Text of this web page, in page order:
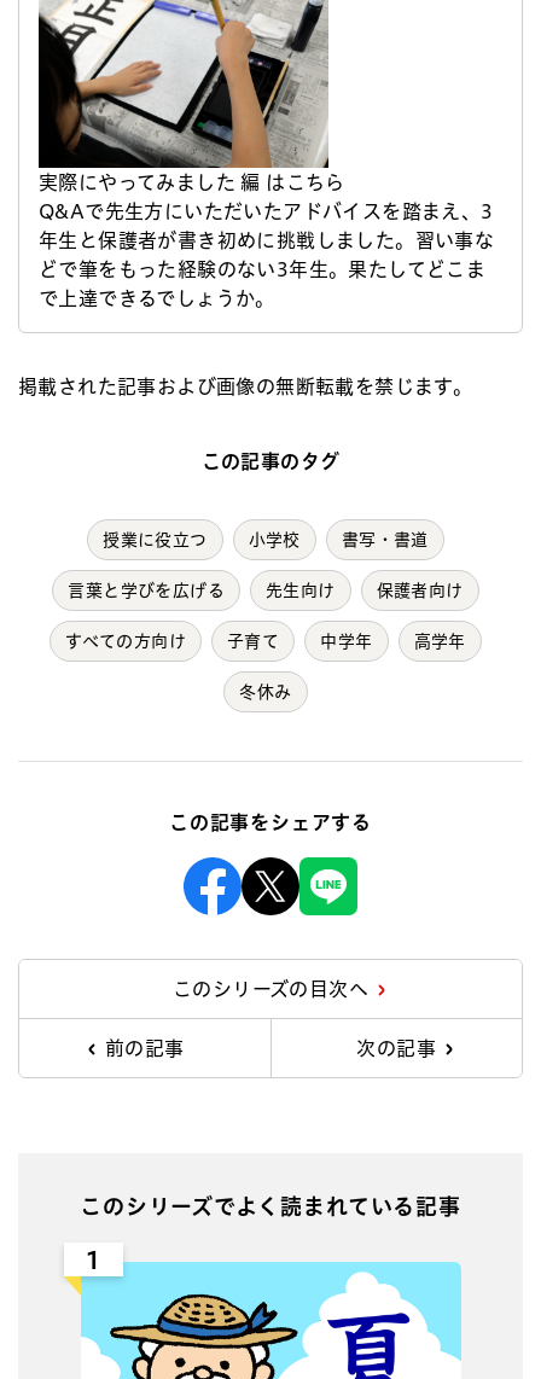
実際にやってみました 編 はこちら
Q&Aで先生方にいただいたアドバイスを踏まえ、3
年生と保護者が書き初めに挑戦しました。習い事な
どで筆をもった経験のない3年生。果たしてどこま
で上達できるでしょうか。
掲載された記事および画像の無断転載を禁じます。
この記事のタグ
授業に役立つ 小学校 書写・書道
言葉と学びを広げる 先生向け 保護者向け
すべての方向け 子育て 中学年 高学年
冬休み
この記事をシェアする
このシリーズの目次へ
前の記事 次の記事
このシリーズでよく読まれている記事
1